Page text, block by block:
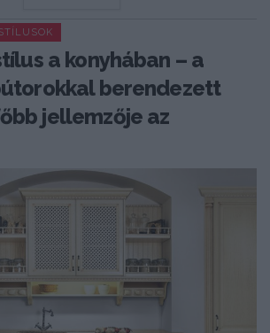
a konyhában – a
berendezett
jellemzője az